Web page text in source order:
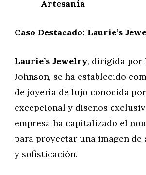
Artesanía
Caso Destacado: Laurie’s
Laurie’s Jewelry, dirigida por
Johnson, se ha establecido
de joyería de lujo conocida
excepcional y diseños
empresa ha capitalizado el
para proyectar una imagen
y sofisticación.